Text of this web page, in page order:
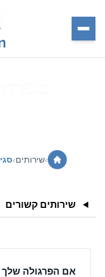
›שירותים›
שירותים קשורים
אם הפרגולה